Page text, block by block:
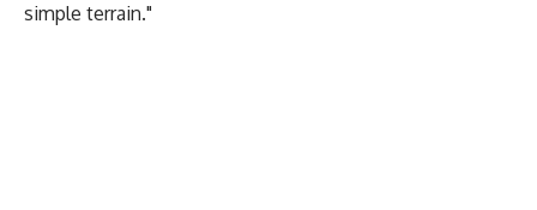
simple terrain."